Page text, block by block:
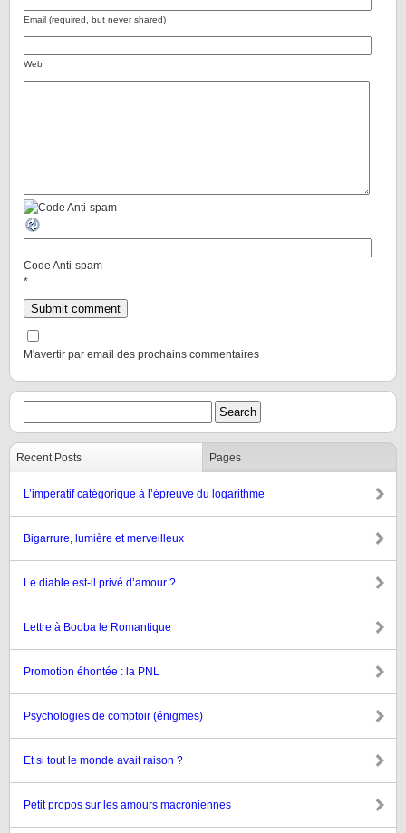
Email (required, but never shared)
Web
Code Anti-spam
*
M'avertir par email des prochains commentaires
Recent Posts Pages
L’impératif catégorique à l’épreuve du logarithme
Bigarrure, lumière et merveilleux
Le diable est-il privé d’amour ?
Lettre à Booba le Romantique
Promotion éhontée : la PNL
Psychologies de comptoir (énigmes)
Et si tout le monde avait raison ?
Petit propos sur les amours macroniennes